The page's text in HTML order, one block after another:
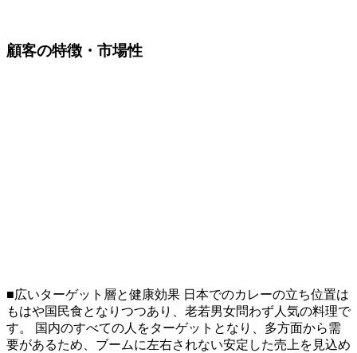
顧客の特徴・市場性
■広いターゲット層と健康効果 日本でのカレーの立ち位置は
もはや国民食となりつつあり、老若男女問わず人気の料理で
す。 国内のすべての人をターゲットとなり、多方面から需
要があるため、ブームに左右されない安定した売上を見込め